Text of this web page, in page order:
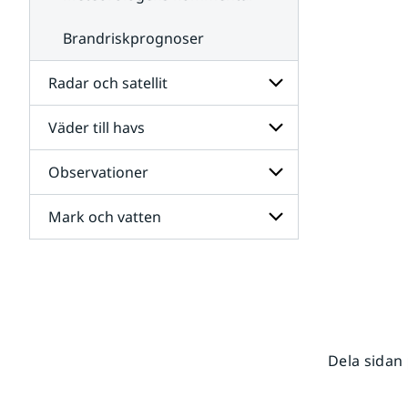
Brandriskprognoser
Radar och satellit
Undersidor
för
Radar
och
satellit
Väder till havs
Undersidor
för
Väder
till
havs
Observationer
Undersidor
för
Mark och vatten
Dela sidan